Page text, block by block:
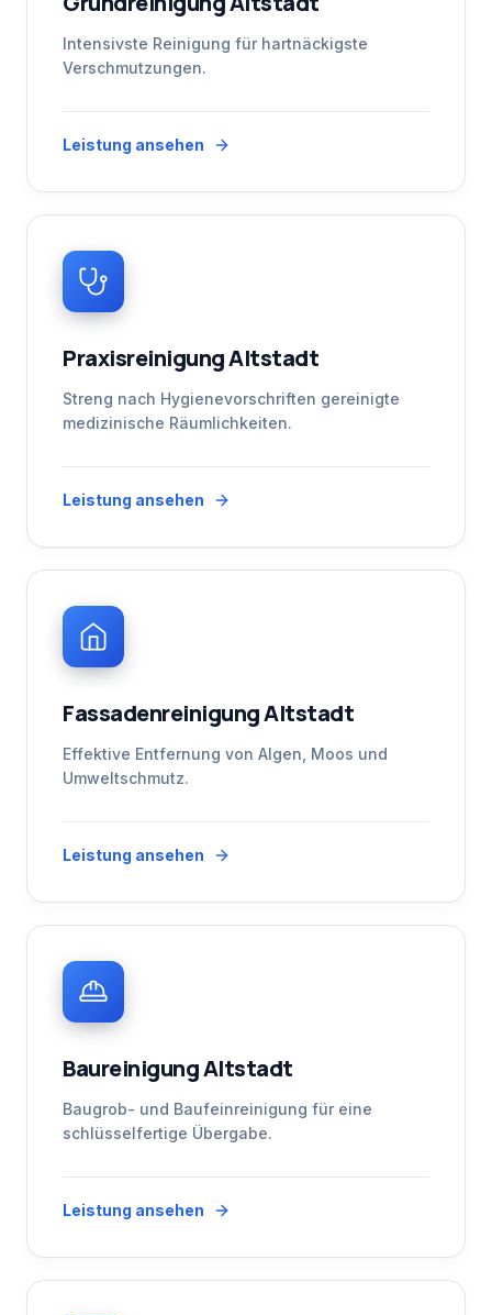
Intensivste Reinigung für hartnäckigste
Verschmutzungen.
Leistung ansehen
Praxisreinigung Altstadt
Streng nach Hygienevorschriften gereinigte
medizinische Räumlichkeiten.
Leistung ansehen
Fassadenreinigung Altstadt
Effektive Entfernung von Algen, Moos und
Umweltschmutz.
Leistung ansehen
Baureinigung Altstadt
Baugrob- und Baufeinreinigung für eine
schlüsselfertige Übergabe.
Leistung ansehen